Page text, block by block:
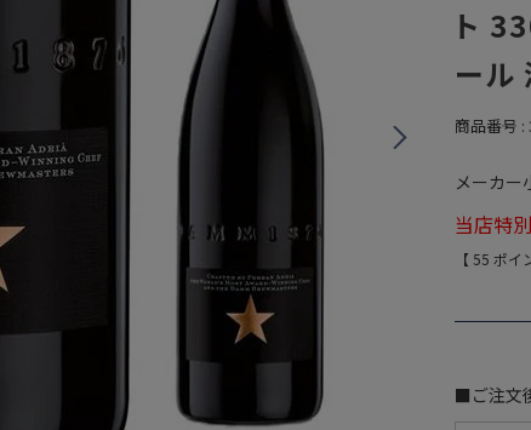
ト
ール
商品番号
メーカー
当店特
【 55 ポイ
■ご注文